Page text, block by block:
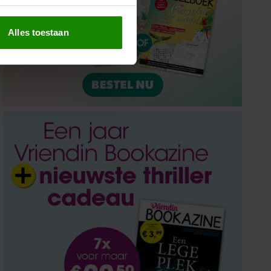
partners voor social
die u aan ze heeft
Alles toestaan